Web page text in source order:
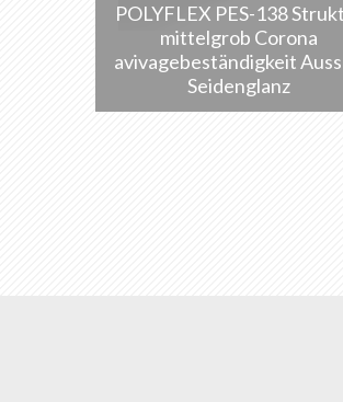
POLYFLEX PES-138
mittelgrob Corona
avivagebeständigkeit
Seidenglanz